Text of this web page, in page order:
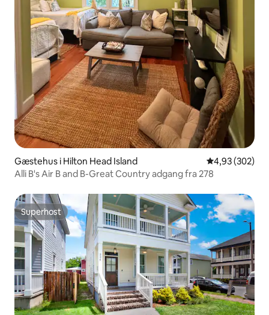
Gæstehus i Hilton Head Island 4,93 ud af 5 i
4,93 (302)
Alli B's Air B and B-Great Country adgang fra 278
Superhost
Superhost